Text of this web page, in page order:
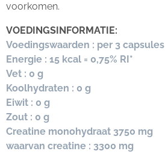
voorkomen.
VOEDINGSINFORMATIE:
Voedingswaarden : per 3 capsules
Energie : 15 kcal = 0,75% RI*
Vet : 0 g
Koolhydraten : 0 g
Eiwit : 0 g
Zout : 0 g
Creatine monohydraat 3750 mg
waarvan creatine : 3300 mg